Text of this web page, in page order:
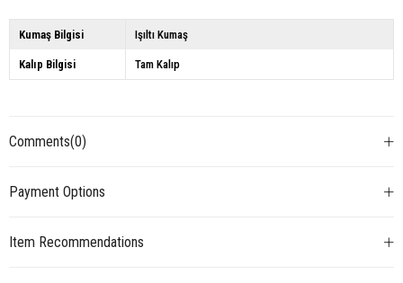
Kumaş Bilgisi Işıltı Kumaş
Kalıp Bilgisi Tam Kalıp
Comments(0)
Payment Options
Item Recommendations